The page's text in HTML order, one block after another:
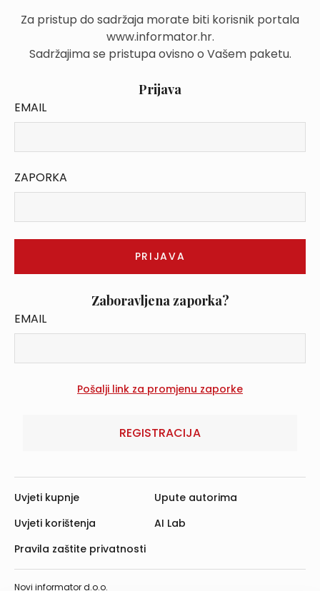
Za pristup do sadržaja morate biti korisnik portala
www.informator.hr.
Sadržajima se pristupa ovisno o Vašem paketu.
Prijava
EMAIL
ZAPORKA
Zaboravljena zaporka?
EMAIL
REGISTRACIJA
Novi informator d.o.o.
Uvjeti kupnje
Uvjeti korištenja
Pravila zaštite privatnosti
Upute autorima
AI Lab